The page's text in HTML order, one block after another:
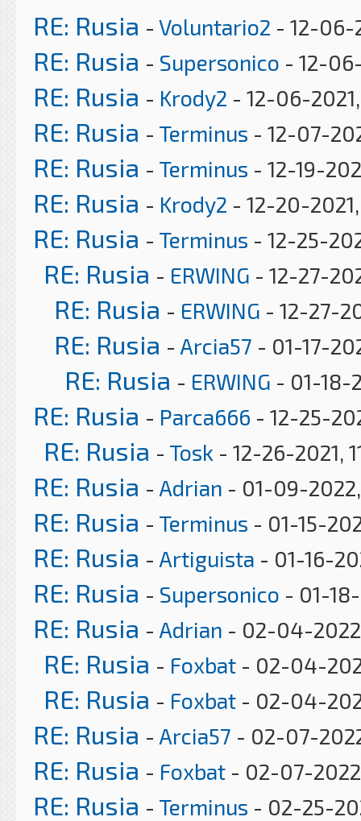
RE: Rusia - Voluntario2 - 12-06-
RE: Rusia - Supersonico - 12-
RE: Rusia - Krody2 - 12-06-
RE: Rusia - Terminus - 12-07-
RE: Rusia - Terminus - 12-19-
RE: Rusia - Krody2 - 12-20-
RE: Rusia - Terminus - 12-25-
RE: Rusia - ERWING - 12-27-
RE: Rusia - ERWING - 12-27-
RE: Rusia - Arcia57 - 01-17-
RE: Rusia - ERWING - 01-18-
RE: Rusia - Parca666 - 12-25-
RE: Rusia - Tosk - 12-26-2021,
RE: Rusia - Adrian - 01-09-
RE: Rusia - Terminus - 01-15-
RE: Rusia - Artiguista - 01-16-
RE: Rusia - Supersonico - 01-
RE: Rusia - Adrian - 02-04-
RE: Rusia - Foxbat - 02-04-
RE: Rusia - Foxbat - 02-04-
RE: Rusia - Arcia57 - 02-07-
RE: Rusia - Foxbat - 02-07-
RE: Rusia - Terminus - 02-25-